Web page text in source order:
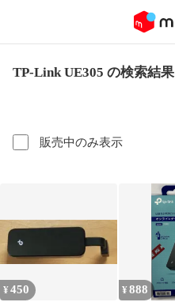
TP-Link UE305 の検索結果
販売中のみ表示
¥450 ¥888